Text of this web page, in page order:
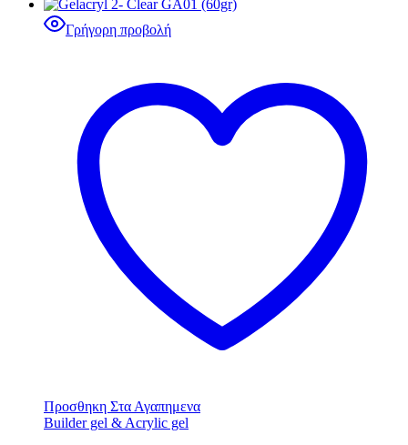
Γρήγορη προβολή
Προσθηκη Στα Αγαπημενα
Builder gel & Acrylic gel